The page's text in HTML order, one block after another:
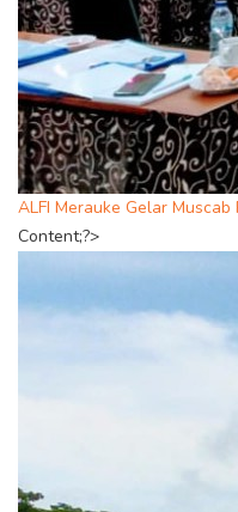
ALFI Merauke Gelar
Content;?>